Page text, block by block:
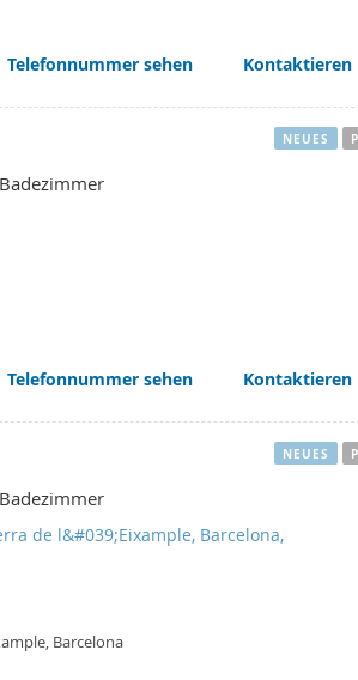
Telefonnummer sehen Kontaktieren
Telefonnummer sehen Kontaktieren
NEUES
de l&#039;Eixample, Barcelona,
Barcelona
NEUES